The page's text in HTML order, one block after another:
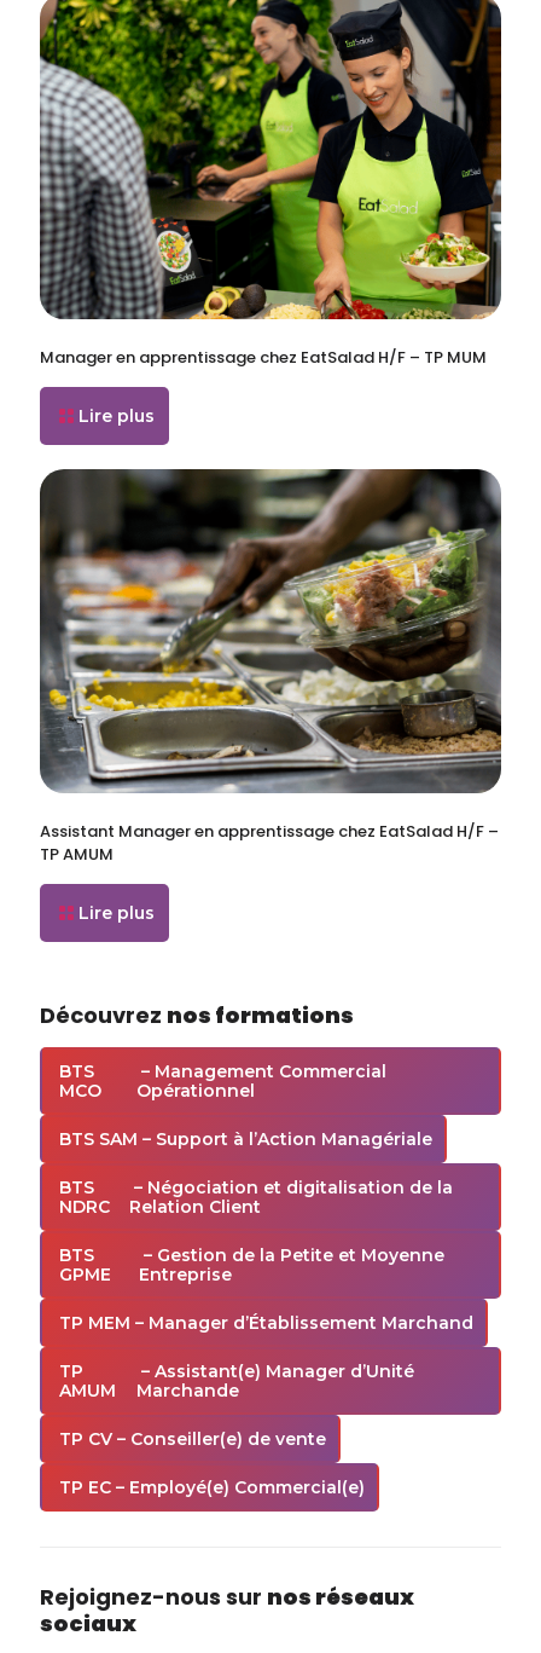
Manager en apprentissage chez EatSalad H/F – TP MUM
Lire plus
Assistant Manager en apprentissage chez EatSalad H/F –
TP AMUM
Lire plus
Découvrez nos formations
BTS
MCO
– Management Commercial
Opérationnel
BTS SAM – Support à l’Action Managériale
BTS
NDRC
– Négociation et digitalisation de la
Relation Client
BTS
GPME
– Gestion de la Petite et Moyenne
Entreprise
TP MEM – Manager d’Établissement Marchand
TP
AMUM
– Assistant(e) Manager d’Unité
Marchande
TP CV – Conseiller(e) de vente
TP EC – Employé(e) Commercial(e)
Rejoignez-nous sur nos réseaux
sociaux